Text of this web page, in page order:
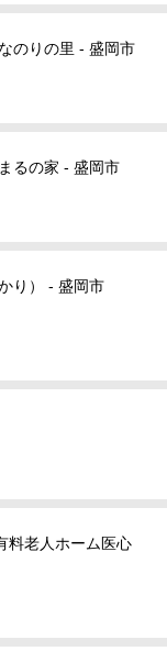
のりの里 - 盛岡市
るの家 - 盛岡市
り） - 盛岡市
料老人ホーム医心